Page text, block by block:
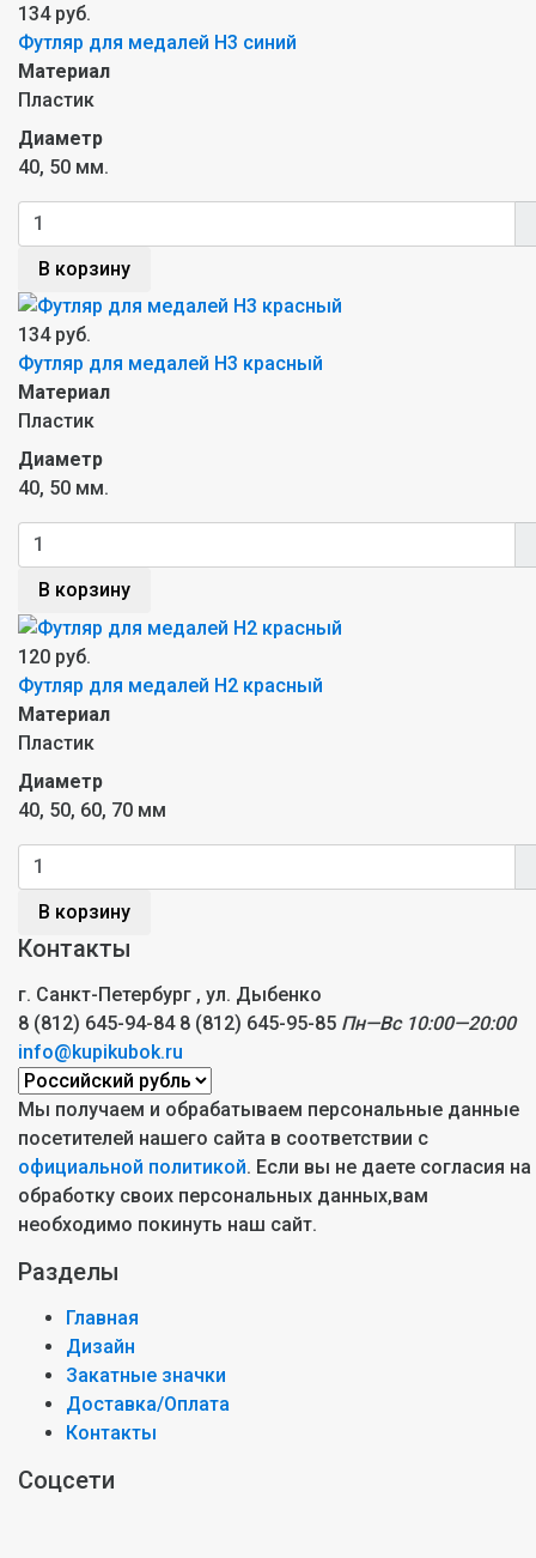
134 руб.
Футляр для медалей H3 синий
Материал
Пластик
Диаметр
40, 50 мм.
В корзину
134 руб.
Футляр для медалей H3 красный
Материал
Пластик
Диаметр
40, 50 мм.
В корзину
120 руб.
Футляр для медалей H2 красный
Материал
Пластик
Диаметр
40, 50, 60, 70 мм
В корзину
Контакты
г. Санкт-Петербург , ул. Дыбенко
8 (812) 645-94-84 8 (812) 645-95-85 Пн—Вс 10:00—20:00
info@kupikubok.ru
Мы получаем и обрабатываем персональные данные
посетителей нашего сайта в соответствии с
официальной политикой. Если вы не даете согласия на
обработку своих персональных данных,вам
необходимо покинуть наш сайт.
Разделы
Главная
Дизайн
Закатные значки
Доставка/Оплата
Контакты
Соцсети